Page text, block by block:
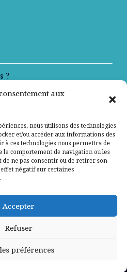
aux
nous utilisons des technologies
et/ou accéder aux informations des
à ces technologies nous permettra de
le comportement de navigation ou les
de ne pas consentir ou de retirer son
négatif sur certaines
Accepter
Refuser
préférences
?